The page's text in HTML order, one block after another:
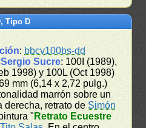
Tipo D
: bbcv100bs-dd
Sucre: 100I (1989),
1998) y 100L (Oct 1998)
mm (6,14 x 2,72 pulg.)
marrón sobre un
derecha, retrato de Simón
" Retrato Ecuestre